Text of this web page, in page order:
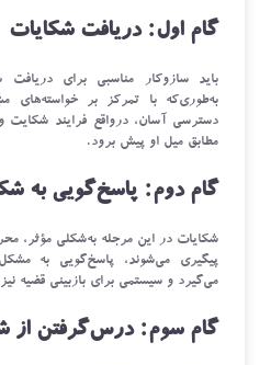
گام‌ اول: دریافت شکایات
باید سازوکار مناسبی برای
به‌طوری‌که با تمرکز بر خواسته‌های
دسترسی آسان، درواقع فرایند
مطابق میل او پیش برود.
گام دوم:‌ پاسخ‌گویی به
شکایات در این مرجله به‌شکلی مؤثر،
پیگیری می‌شوند، پاسخ‌گویی به
می‌گیرد و سیستمی برای بازبینی قضیه
گام سوم: درس‌گرفتن از